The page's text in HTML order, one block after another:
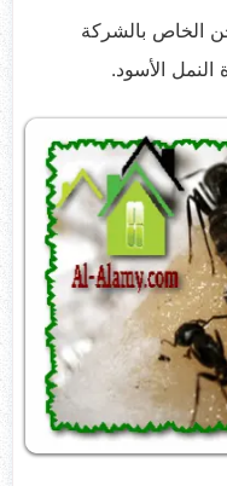
الخاص بالشركة
الأسود.